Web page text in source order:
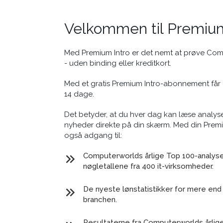
Velkommen til
Med Premium Intro er det nemt at prøve
- uden binding eller kreditkort.
Med et gratis Premium Intro-abonnement
14 dage.
Det betyder, at du hver dag kan læse
nyheder direkte på din skærm. Med din
også adgang til:
Computerworlds årlige Top 100-
nøgletallene fra 400 it-virksomheder.
De nyeste lønstatistikker for mere
branchen.